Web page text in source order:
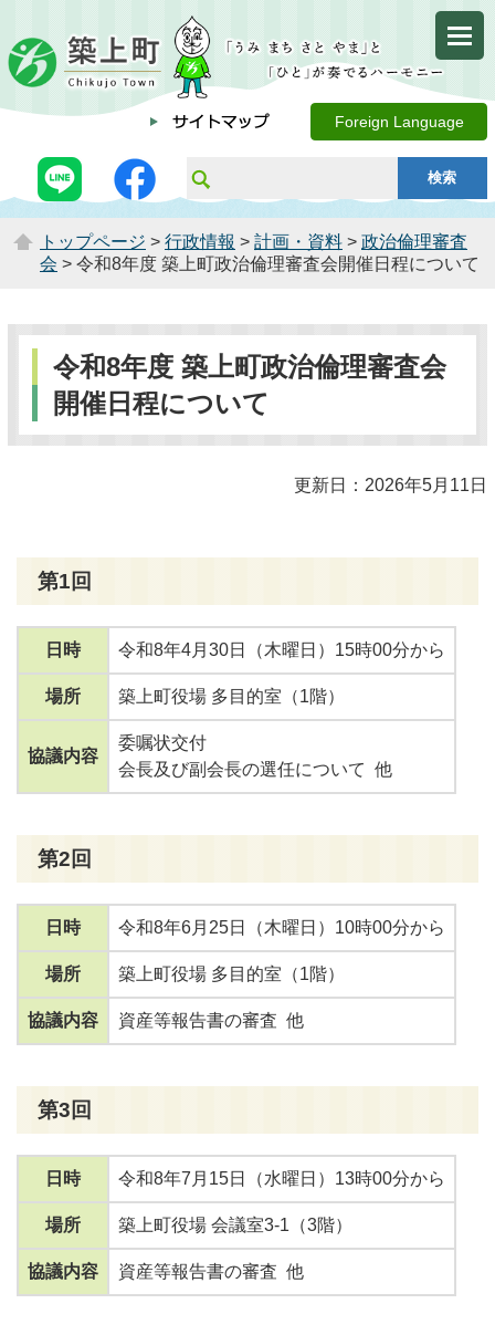
Foreign Language
トップページ > 行政情報 > 計画・資料 > 政治倫理審査
会 > 令和8年度 築上町政治倫理審査会開催日程について
令和8年度 築上町政治倫理審査会
開催日程について
更新日：2026年5月11日
第1回
日時 令和8年4月30日（木曜日）15時00分から
場所 築上町役場 多目的室（1階）
協議内容
委嘱状交付
会長及び副会長の選任について 他
第2回
日時 令和8年6月25日（木曜日）10時00分から
場所 築上町役場 多目的室（1階）
協議内容 資産等報告書の審査 他
第3回
日時 令和8年7月15日（水曜日）13時00分から
場所 築上町役場 会議室3-1（3階）
協議内容 資産等報告書の審査 他